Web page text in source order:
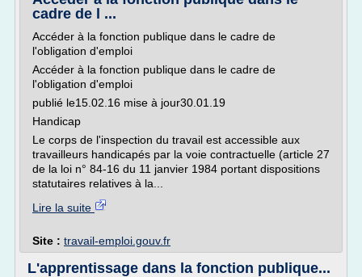
cadre de l ...
Accéder à la fonction publique dans le cadre de
l'obligation d'emploi
Accéder à la fonction publique dans le cadre de
l'obligation d'emploi
publié le15.02.16 mise à jour30.01.19
Handicap
Le corps de l'inspection du travail est accessible aux
travailleurs handicapés par la voie contractuelle (article 27
de la loi n° 84-16 du 11 janvier 1984 portant dispositions
statutaires relatives à la...
Lire la suite
Site : travail-emploi.gouv.fr
L'apprentissage dans la fonction publique...